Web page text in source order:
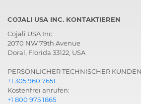
COJALI USA INC. KONTAKTIEREN
Cojali USA Inc.
2070 NW 79th Avenue
Doral, Florida 33122, USA
PERSÖNLICHER TECHNISCHER
+1 305 960 7651
Kostenfrei anrufen:
+1 800 975 1865